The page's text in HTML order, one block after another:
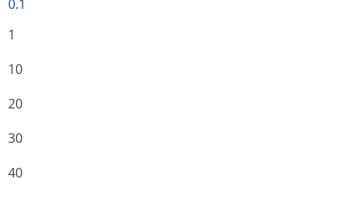
0.1
1
10
20
30
40